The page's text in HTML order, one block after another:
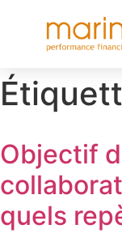
Objectif
quels